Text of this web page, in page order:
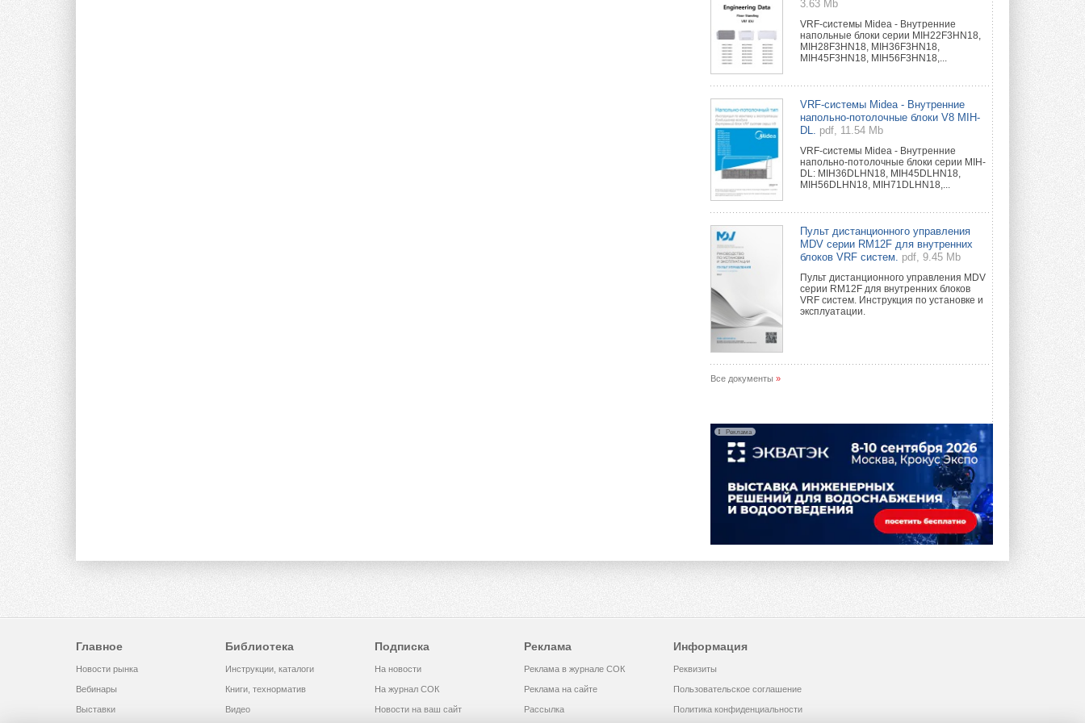
3.63 Mb
VRF-системы Midea - Внутренние
напольные блоки серии MIH22F3HN18,
MIH28F3HN18, MIH36F3HN18,
MIH45F3HN18, MIH56F3HN18,...
VRF-системы Midea - Внутренние
напольно-потолочные блоки V8 MIH-
DL.
pdf, 11.54 Mb
VRF-системы Midea - Внутренние
напольно-потолочные блоки серии MIH-
DL: MIH36DLHN18, MIH45DLHN18,
MIH56DLHN18, MIH71DLHN18,...
Пульт дистанционного управления
MDV серии RM12F для внутренних
блоков VRF систем.
pdf, 9.45 Mb
Пульт дистанционного управления MDV
серии RM12F для внутренних блоков
VRF систем. Инструкция по установке и
эксплуатации.
Все документы »
Реклама
Главное
Новости рынка
Вебинары
Выставки
Библиотека
Инструкции, каталоги
Книги, технорматив
Видео
Подписка
На новости
На журнал СОК
Новости на ваш сайт
Реклама
Реклама в журнале СОК
Реклама на сайте
Рассылка
Информация
Реквизиты
Пользовательское соглашение
Политика конфиденциальности